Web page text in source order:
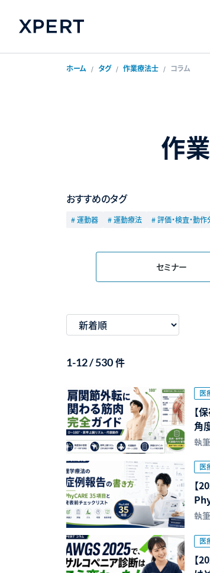
ホーム タグ 作業療法士 コラム
作
おすすめのタグ
# 運動器 # 運動療法 # 評価・検査・動
セミナー
1-12 / 530件
医
【
角
執
医
【
執
医
【